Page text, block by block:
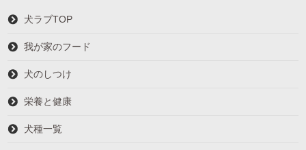
犬ラブTOP
我が家のフード
犬のしつけ
栄養と健康
犬種一覧